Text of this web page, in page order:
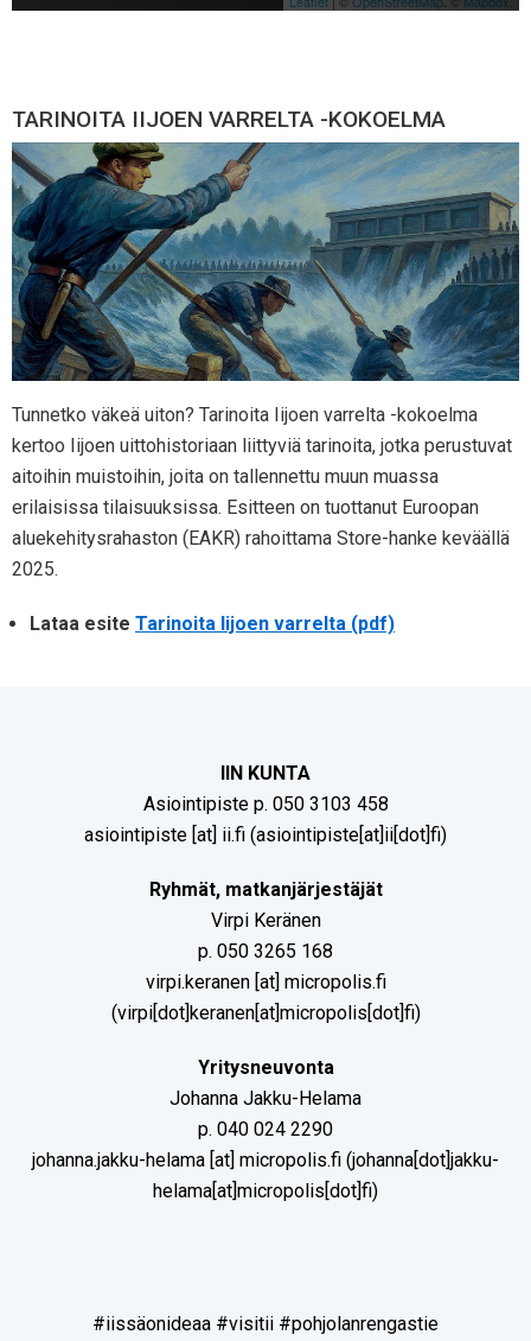
TARINOITA IIJOEN VARRELTA -KOKOELMA
Tunnetko väkeä uiton? Tarinoita Iijoen varrelta -kokoelma
kertoo Iijoen uittohistoriaan liittyviä tarinoita, jotka perustuvat
aitoihin muistoihin, joita on tallennettu muun muassa
erilaisissa tilaisuuksissa. Esitteen on tuottanut Euroopan
aluekehitysrahaston (EAKR) rahoittama Store-hanke keväällä
2025.
Lataa esite Tarinoita Iijoen varrelta (pdf)
IIN KUNTA
Asiointipiste p. 050 3103 458
asiointipiste [at] ii.fi (asiointipiste[at]ii[dot]fi)
Ryhmät, matkanjärjestäjät
Virpi Keränen
p. 050 3265 168
virpi.keranen[at] micropolis.fi
(virpi[dot]keranen[at]micropolis[dot]fi)
Yritysneuvonta
Johanna Jakku-Helama
p. 040 024 2290
johanna.jakku-helama [at] micropolis.fi (johanna[dot]jakku-
helama[at]micropolis[dot]fi)
#iissäonideaa #visitii #pohjolanrengastie